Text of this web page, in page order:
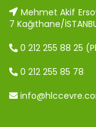
Mehmet Akif
7 Kağıthane/
0 212 255 88 25
0 212 255 85 78